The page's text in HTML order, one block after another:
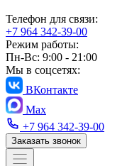
Телефон для связи:
+7 964 342-39-00
Режим работы:
Пн-Вс: 9:00 - 21:00
Мы в соцсетях:
ВКонтакте
Max
+7 964 342-39-00
Заказать звонок